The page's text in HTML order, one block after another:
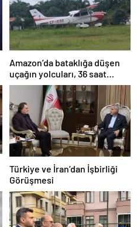
Amazon’da bataklığa düşen
uçağın yolcuları, 36 saat
kurtarılmayı bekledi
Türkiye ve İran’dan İşbirliği
Görüşmesi